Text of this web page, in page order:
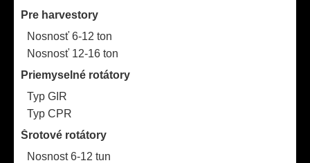
Pre harvestory
Nosnosť 6-12 ton
Nosnosť 12-16 ton
Priemyselné rotátory
Typ GIR
Typ CPR
Šrotové rotátory
Nosnost 6-12 tun